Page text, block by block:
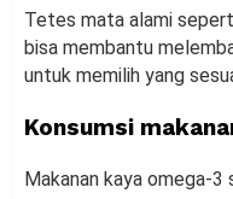
Tetes mata alami
bisa membantu
untuk memilih yang
Konsumsi
Makanan kaya omega-3